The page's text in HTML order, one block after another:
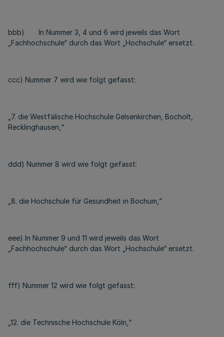
bbb) In Nummer 3, 4 und 6 wird jeweils das Wort
„Fachhochschule“ durch das Wort „Hochschule“ ersetzt.
ccc) Nummer 7 wird wie folgt gefasst:
„7. die Westfälische Hochschule Gelsenkirchen, Bocholt,
Recklinghausen,“
ddd) Nummer 8 wird wie folgt gefasst:
„8. die Hochschule für Gesundheit in Bochum,“
eee) In Nummer 9 und 11 wird jeweils das Wort
„Fachhochschule“ durch das Wort „Hochschule“ ersetzt.
fff) Nummer 12 wird wie folgt gefasst:
„12. die Technische Hochschule Köln,“